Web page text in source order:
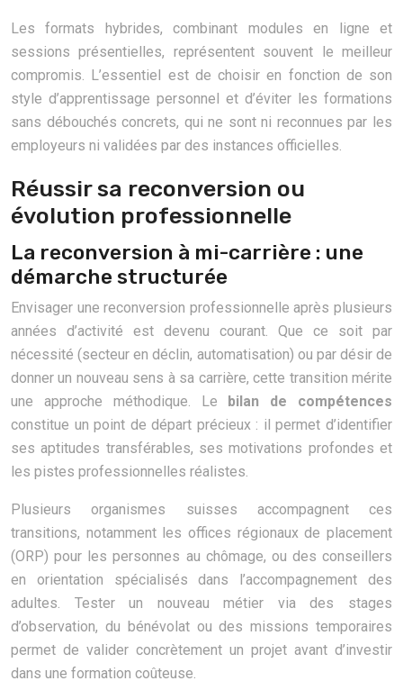
Les formats hybrides, combinant modules en ligne et
sessions présentielles, représentent souvent le meilleur
compromis. L’essentiel est de choisir en fonction de son
style d’apprentissage personnel et d’éviter les formations
sans débouchés concrets, qui ne sont ni reconnues par les
employeurs ni validées par des instances officielles.
Réussir sa reconversion ou
évolution professionnelle
La reconversion à mi-carrière : une
démarche structurée
Envisager une reconversion professionnelle après plusieurs
années d’activité est devenu courant. Que ce soit par
nécessité (secteur en déclin, automatisation) ou par désir de
donner un nouveau sens à sa carrière, cette transition mérite
une approche méthodique. Le
bilan de compétences
constitue un point de départ précieux : il permet d’identifier
ses aptitudes transférables, ses motivations profondes et
les pistes professionnelles réalistes.
Plusieurs organismes suisses accompagnent ces
transitions, notamment les offices régionaux de placement
(ORP) pour les personnes au chômage, ou des conseillers
en orientation spécialisés dans l’accompagnement des
adultes. Tester un nouveau métier via des stages
d’observation, du bénévolat ou des missions temporaires
permet de valider concrètement un projet avant d’investir
dans une formation coûteuse.